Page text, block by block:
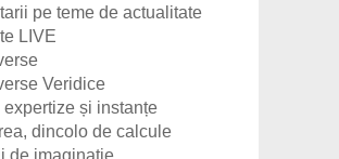
pe teme de actualitate
LIVE
Veridice
expertize și instanțe
dincolo de calcule
de imaginație